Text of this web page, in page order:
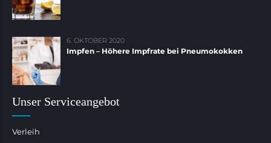
6. OKTOBER 2020
Impfen – Höhere Impfrate bei Pneumokokken
Unser Serviceangebot
Verleih